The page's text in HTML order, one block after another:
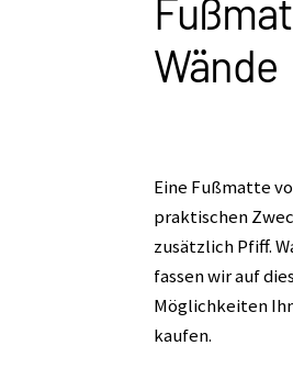
Wände
Eine Fußmatte
praktischen
zusätzlich Pfiff.
fassen wir auf
Möglichkeiten
kaufen.